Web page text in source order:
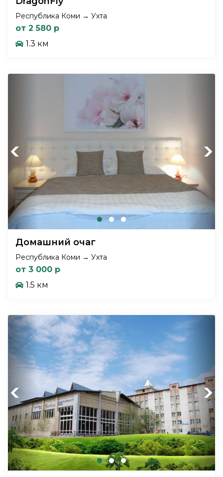
Республика Коми → Ухта
от 2 580 р
1.3 км
Previous Next
Домашний очаг
Республика Коми → Ухта
от 3 000 р
1.5 км
Previous Next